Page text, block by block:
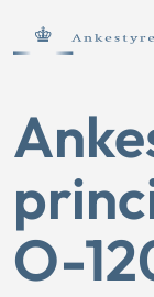
O-